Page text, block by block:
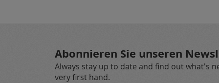
Abonnieren Sie unseren
Always stay up to date and find out what's
very first hand.